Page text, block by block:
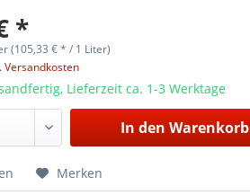
*
(105,33 € * / 1 Liter)
Versandkosten
Lieferzeit ca. 1-3 Werktage
In den Warenkorb
Merken